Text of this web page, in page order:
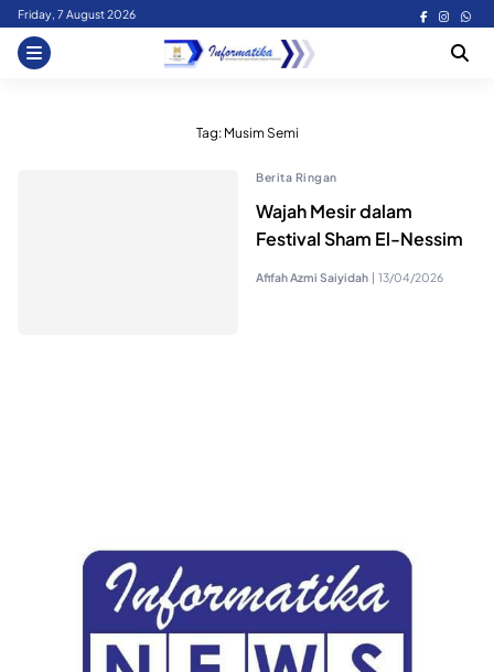
Skip
content
Friday, 7 August 2026
Tag: Musim Semi
Berita Ringan
Wajah Mesir dalam
Festival Sham El-Nessim
Afifah Azmi Saiyidah | 13/04/2026